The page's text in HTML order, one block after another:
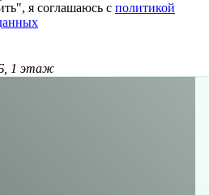
я соглашаюсь с политикой
1 этаж